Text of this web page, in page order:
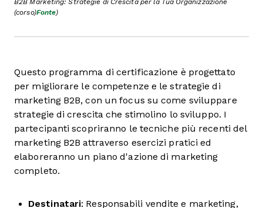
B2B Marketing: Strategie di Crescita per la Tua Organizzazione
(corso)Fonte)
Questo programma di certificazione è progettato
per migliorare le competenze e le strategie di
marketing B2B, con un focus su come sviluppare
strategie di crescita che stimolino lo sviluppo. I
partecipanti scopriranno le tecniche più recenti del
marketing B2B attraverso esercizi pratici ed
elaboreranno un piano d'azione di marketing
completo.
Destinatari: Responsabili vendite e marketing,